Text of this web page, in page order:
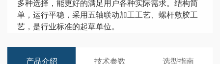
多种选择，能更好的满足用户各种实际需求。结构简
单，运行平稳，采用五轴联动加工工艺、螺杆敷胶工
艺，是行业标准的起草单位。
产品介绍 技术参数 选型指南